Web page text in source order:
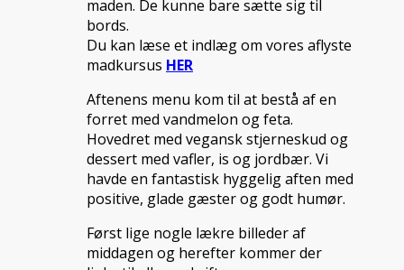
maden. De kunne bare sætte sig til
bords.
Du kan læse et indlæg om vores aflyste
madkursus HER
Aftenens menu kom til at bestå af en
forret med vandmelon og feta.
Hovedret med vegansk stjerneskud og
dessert med vafler, is og jordbær. Vi
havde en fantastisk hyggelig aften med
positive, glade gæster og godt humør.
Først lige nogle lækre billeder af
middagen og herefter kommer der